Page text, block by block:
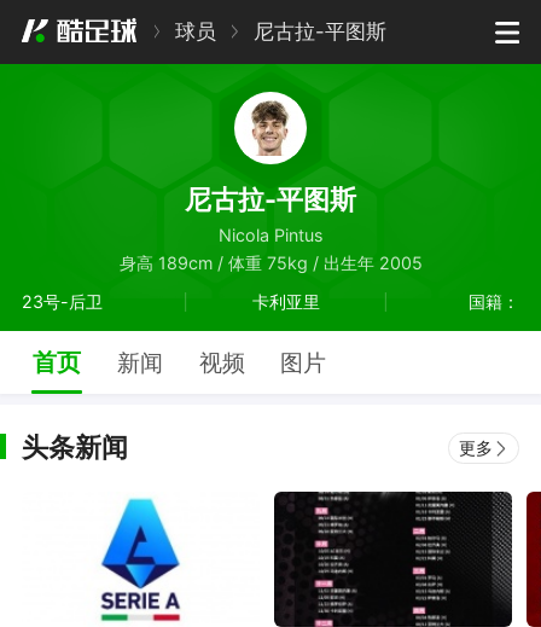
球员 尼古拉-平图斯
尼古拉-平图斯
Nicola Pintus
身高 189cm / 体重 75kg / 出生年 2005
23号-后卫
卡利亚里 国籍：
首页 新闻 视频 图片
头条新闻 更多